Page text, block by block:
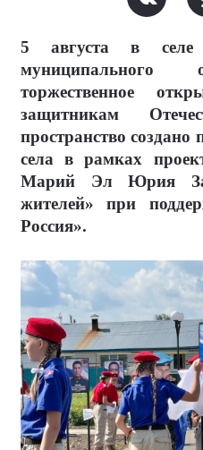
5 августа в селе
муниципального
торжественное
защитникам
пространство
села в рамках
Марий Эл Юрия
жителей» при
Россия».